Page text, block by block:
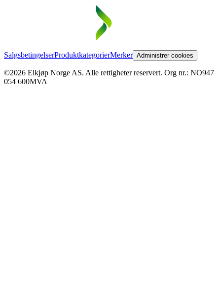
SalgsbetingelserProduktkategorierMerker Administrer cookies
©2026 Elkjøp Norge AS. Alle rettigheter reservert. Org nr.: NO947
054 600MVA